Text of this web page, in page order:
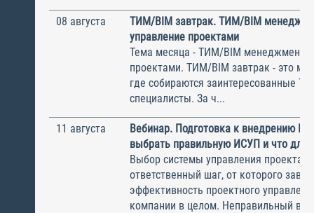
08 августа
ТИМ/BIM завтрак. ТИМ/BIM
управление проектами
Тема месяца - ТИМ/BIM менеджмент и
проектами. ТИМ/BIM завтрак - это
где собираются заинтересованные
специалисты. За ч...
11 августа
Вебинар. Подготовка к внедрению
выбрать правильную ИСУП и что для
Выбор системы управления
ответственный шаг, от которого
эффективность проектного
компании в целом. Неправильный